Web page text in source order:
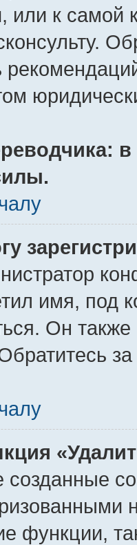
или к самой
имя, под
Он
созданные
функции,